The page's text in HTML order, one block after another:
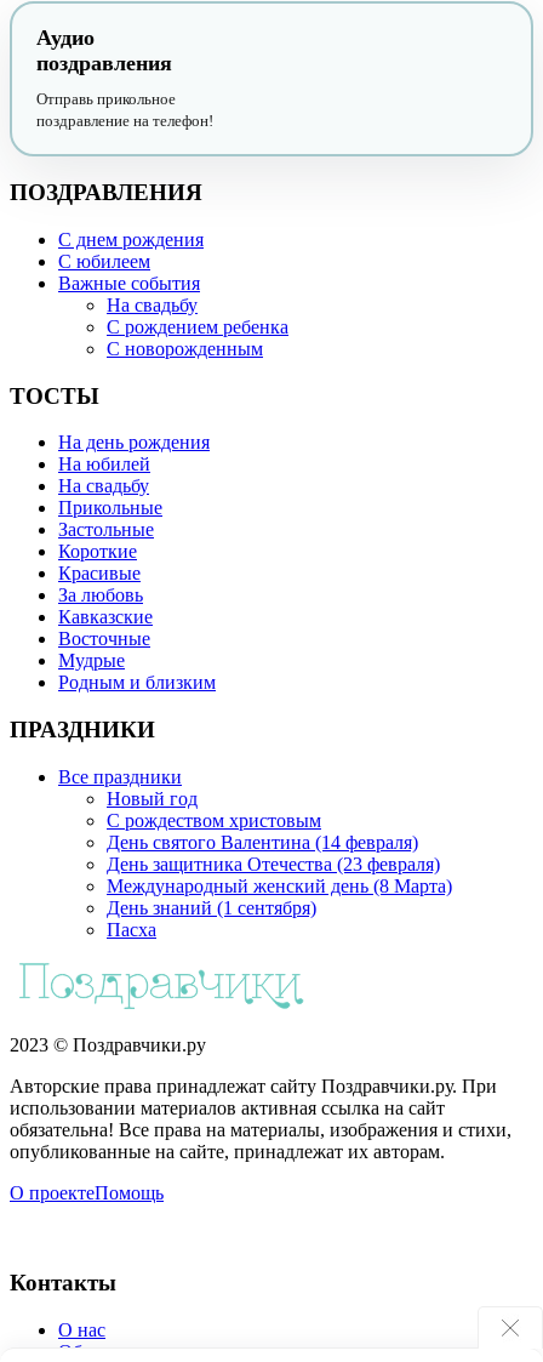
Аудио
поздравления
Отправь прикольное
поздравление на телефон!
ПОЗДРАВЛЕНИЯ
С днем рождения
С юбилеем
Важные события
На свадьбу
С рождением ребенка
С новорожденным
ТОСТЫ
На день рождения
На юбилей
На свадьбу
Прикольные
Застольные
Короткие
Красивые
За любовь
Кавказские
Восточные
Мудрые
Родным и близким
ПРАЗДНИКИ
Все праздники
Новый год
С рождеством христовым
День святого Валентина (14 февраля)
День защитника Отечества (23 февраля)
Международный женский день (8 Марта)
День знаний (1 сентября)
Пасха
2023 © Поздравчики.ру
Авторские права принадлежат сайту Поздравчики.ру. При
использовании материалов активная ссылка на сайт
обязательна! Все права на материалы, изображения и стихи,
опубликованные на сайте, принадлежат их авторам.
О проектеПомощь
Контакты
О нас
Обратная связь